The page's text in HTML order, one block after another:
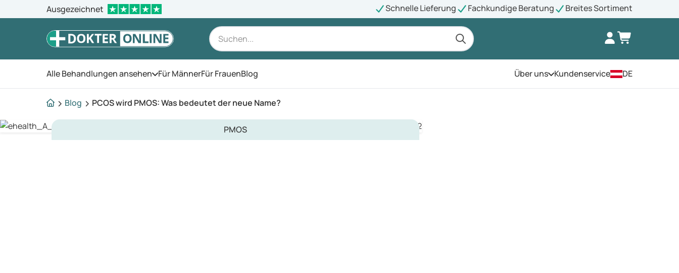
Ausgezeichnet Schnelle Lieferung Fachkundige Beratung Breites Sortiment
Alle Behandlungen ansehen Öffnen Sie das Menü
Für MännerFür FrauenBlog Über unsÖffnen Sie das Menü
Kundenservice DE
Blog PCOS wird PMOS: Was bedeutet der neue Name?
PMOS